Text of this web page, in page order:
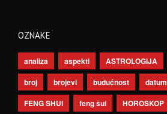
OZNAKE
analiza aspekti ASTROLOGIJA
broj
brojevi budućnost datum
FENG SHUI
feng šui HOROSKOP